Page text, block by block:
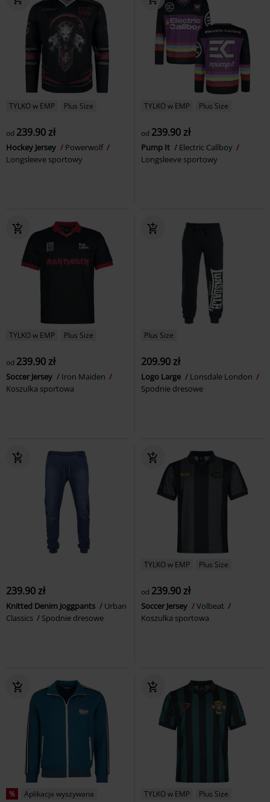
TYLKO w EMP Plus Size
od 239.90 zł
Hockey Jersey
Powerwolf
Longsleeve sportowy
TYLKO w EMP Plus Size
od 239.90 zł
Pump It
Electric Callboy
Longsleeve sportowy
TYLKO w EMP Plus Size
od 239.90 zł
Soccer Jersey
Iron Maiden
Koszulka sportowa
Plus Size
209.90 zł
Logo Large
Lonsdale London
Spodnie dresowe
239.90 zł
Knitted Denim Joggpants
Urban
Classics
Spodnie dresowe
TYLKO w EMP Plus Size
od 239.90 zł
Soccer Jersey
Volbeat
Koszulka sportowa
% Aplikacja wyszywana TYLKO w EMP Plus Size